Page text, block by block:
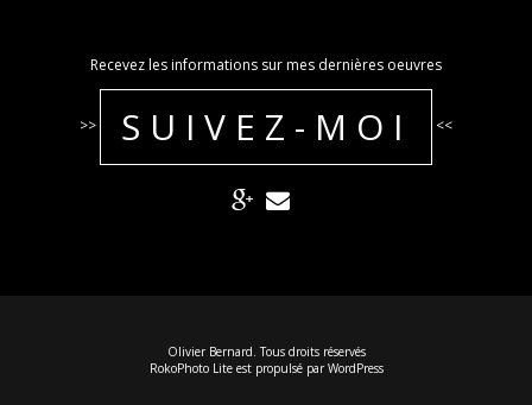
Recevez les informations sur mes dernières oeuvres
>> SUIVEZ-MOI <<
Olivier Bernard. Tous droits réservés
RokoPhoto Liteest propulsé par WordPress